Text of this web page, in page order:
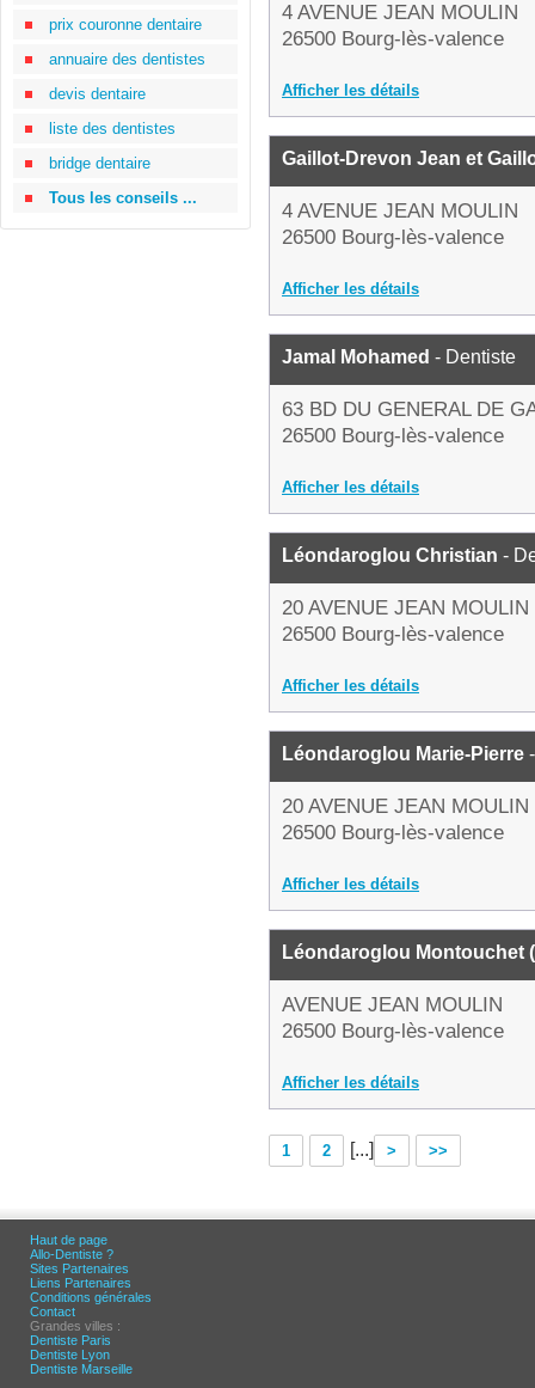
prix couronne dentaire
annuaire des dentistes
devis dentaire
liste des dentistes
bridge dentaire
Tous les conseils ...
4 AVENUE JEAN MOULIN
26500 Bourg-lès-valence
Afficher les détails
Gaillot-Drevon Jean et
4 AVENUE JEAN MOULIN
26500 Bourg-lès-valence
Afficher les détails
Jamal Mohamed - Dentiste
63 BD DU GENERAL DE
26500 Bourg-lès-valence
Afficher les détails
Léondaroglou Christian -
20 AVENUE JEAN MOULIN
26500 Bourg-lès-valence
Afficher les détails
Léondaroglou Marie-Pierre
20 AVENUE JEAN MOULIN
26500 Bourg-lès-valence
Afficher les détails
Léondaroglou Montouchet
AVENUE JEAN MOULIN
26500 Bourg-lès-valence
Afficher les détails
1 2 [...] > >>
Haut de page
Allo-Dentiste ?
Sites Partenaires
Liens Partenaires
Conditions générales
Contact
Grandes villes :
Dentiste Paris
Dentiste Lyon
Dentiste Marseille